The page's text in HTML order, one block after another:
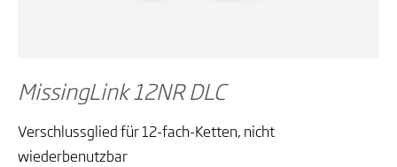
MissingLink 12NR DLC
Verschlussglied für 12-fach-Ketten, nicht
wiederbenutzbar